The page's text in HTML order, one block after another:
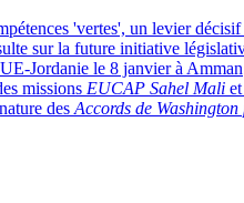
'vertes', un levier
sur la future initiative
Jordanie le 8 janvier à Amman
missions EUCAP Sahel Mali et
des Accords de